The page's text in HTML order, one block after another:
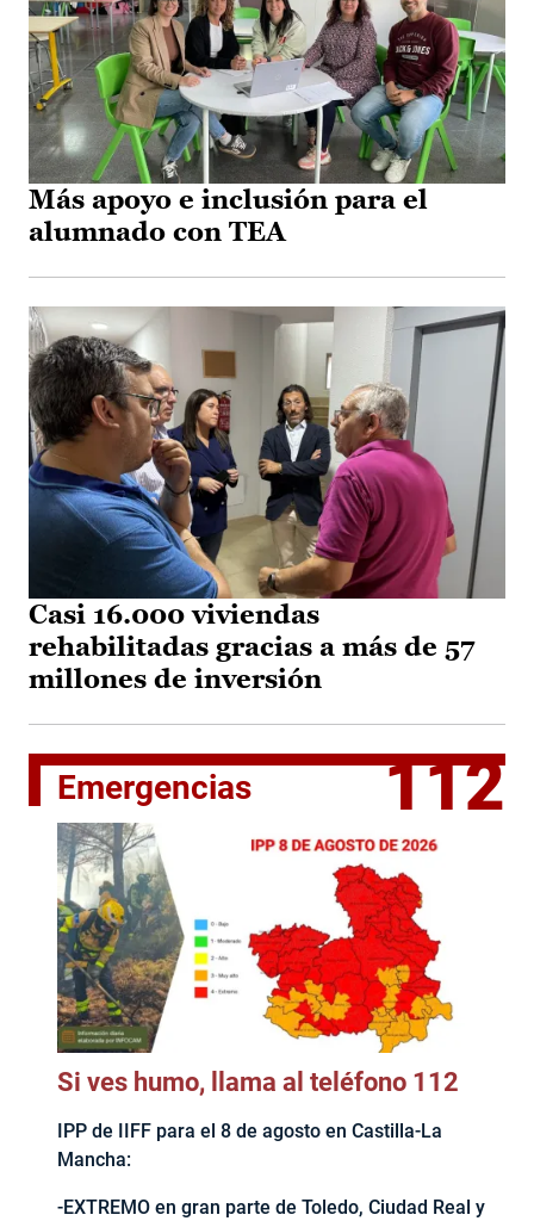
Más apoyo e inclusión para el
alumnado con TEA
Casi 16.000 viviendas
rehabilitadas gracias a más de 57
millones de inversión
Emergencias 112
Si ves humo, llama al teléfono 112
IPP de IIFF para el 8 de agosto en Castilla-La
Mancha:
-EXTREMO en gran parte de Toledo, Ciudad Real y